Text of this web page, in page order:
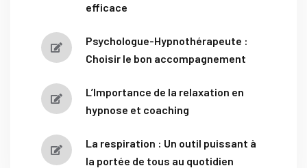
efficace
Psychologue-Hypnothérapeute :
Choisir le bon accompagnement
L’Importance de la relaxation en
hypnose et coaching
La respiration : Un outil puissant à
la portée de tous au quotidien